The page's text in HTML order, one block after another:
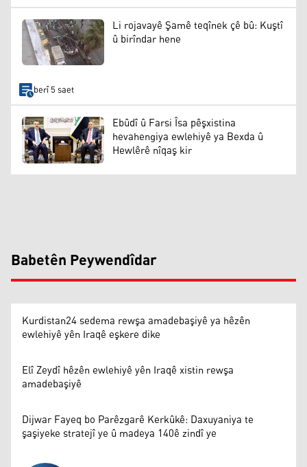
Li rojavayê Şamê teqînek çê bû: Kuştî
û birîndar hene
berî 5 saet
Ebûdî û Farsi Îsa pêşxistina
hevahengiya ewlehiyê ya Bexda û
Hewlêrê nîqaş kir
Babetên Peywendîdar
Kurdistan24 sedema rewşa amadebaşiyê ya hêzên
ewlehiyê yên Iraqê eşkere dike
Elî Zeydî hêzên ewlehiyê yên Iraqê xistin rewşa
amadebaşiyê
Dijwar Fayeq bo Parêzgarê Kerkûkê: Daxuyaniya te
şaşiyeke stratejî ye û madeya 140ê zindî ye